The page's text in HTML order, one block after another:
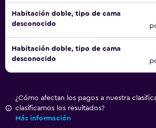
Habitación doble, tipo de cama
desconocido
Habitación doble, tipo de cama
desconocido
¿Cómo afectan los pagos a nuestra
clasificamos los resultados?
Más información